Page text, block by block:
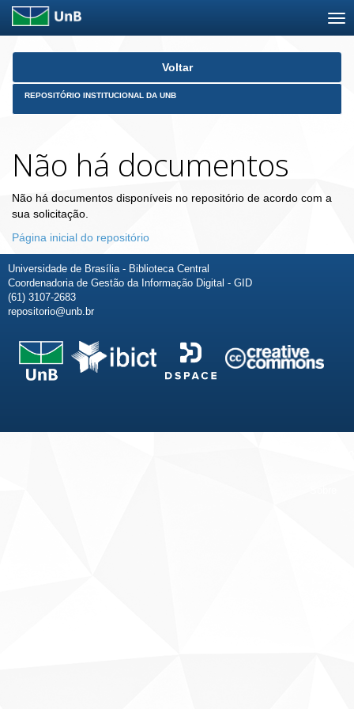
Skip
Voltar
REPOSITÓRIO INSTITUCIONAL DA UNB
Não há documentos
Não há documentos disponíveis no repositório de acordo com a
sua solicitação.
Página inicial do repositório
Universidade de Brasília - Biblioteca Central
Coordenadoria de Gestão da Informação Digital - GID
(61) 3107-2683
repositorio@unb.br